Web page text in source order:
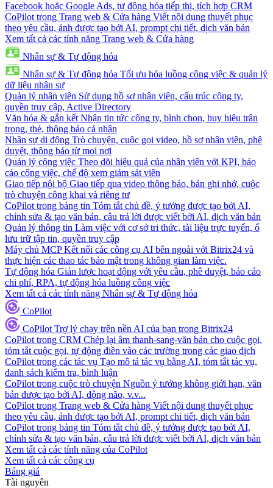
Facebook hoặc Google Ads, tự động hóa tiếp thị, tích hợp CRM
CoPilot trong Trang web & Cửa hàng Viết nội dung thuyết phục
theo yêu cầu, ảnh được tạo bởi AI, prompt chi tiết, dịch văn bản
Xem tất cả các tính năng Trang web & Cửa hàng
Nhân sự & Tự động hóa
Nhân sự & Tự động hóa Tối ưu hóa luồng công việc & quản lý
dữ liệu nhân sự
Quản lý nhân viên Sử dụng hồ sơ nhân viên, cấu trúc công ty,
quyền truy cập, Active Directory
Văn hóa & gắn kết Nhận tin tức công ty, bình chọn, huy hiệu trân
trọng, thẻ, thông báo cá nhân
Nhân sự di động Trò chuyện, cuộc gọi video, hồ sơ nhân viên, phê
duyệt, thông báo từ mọi nơi
Quản lý công việc Theo dõi hiệu quả của nhân viên với KPI, báo
cáo công việc, chế độ xem giám sát viên
Giao tiếp nội bộ Giao tiếp qua video thông báo, bản ghi nhớ, cuộc
trò chuyện công khai và riêng tư
CoPilot trong bảng tin Tóm tắt chủ đề, ý tưởng được tạo bởi AI,
chỉnh sửa & tạo văn bản, câu trả lời được viết bởi AI, dịch văn bản
Quản lý thông tin Làm việc với cơ sở tri thức, tài liệu trực tuyến, ổ
lưu trữ tập tin, quyền truy cập
Máy chủ MCP Kết nối các công cụ AI bên ngoài với Bitrix24 và
thực hiện các thao tác bảo mật trong không gian làm việc.
Tự động hóa Giản lược hoạt động với yêu cầu, phê duyệt, báo cáo
chi phí, RPA, tự động hóa luồng công việc
Xem tất cả các tính năng Nhân sự & Tự động hóa
CoPilot
CoPilot Trợ lý chạy trên nền AI của bạn trong Bitrix24
CoPilot trong CRM Chép lại âm thanh-sang-văn bản cho cuộc gọi,
tóm tắt cuộc gọi, tự động điền vào các trường trong các giao dịch
CoPilot trong các tác vụ Tạo mô tả tác vụ bằng AI, tóm tắt tác vụ,
danh sách kiểm tra, bình luận
CoPilot trong cuộc trò chuyện Nguồn ý tưởng không giới hạn, văn
bản được tạo bởi AI, động não, v.v...
CoPilot trong Trang web & Cửa hàng Viết nội dung thuyết phục
theo yêu cầu, ảnh được tạo bởi AI, prompt chi tiết, dịch văn bản
CoPilot trong bảng tin Tóm tắt chủ đề, ý tưởng được tạo bởi AI,
chỉnh sửa & tạo văn bản, câu trả lời được viết bởi AI, dịch văn bản
Xem tất cả các tính năng của CoPilot
Xem tất cả các công cụ
Bảng giá
Tài nguyên